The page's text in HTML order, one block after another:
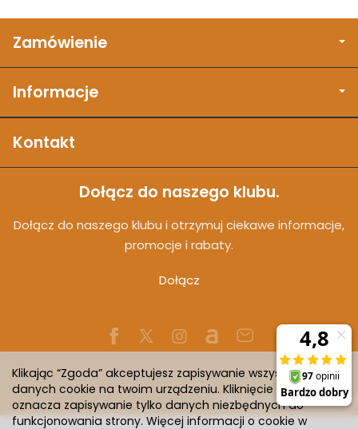
Zamówienie
Informacje
Kontakt
Dołącz do naszego klubu.
Dołącz do naszego klubu i otrzymuj ciekawe informacje,
promocje i rabaty.
Dołącz
Sklep internetowy SOTESHOP AI
Klikając “Zgoda” akceptujesz zapisywanie wszystkich
danych cookie na twoim urządzeniu. Kliknięcie “Odmowa”
oznacza zapisywanie tylko danych niezbędnych do
funkcjonowania strony. Więcej informacji o cookie w